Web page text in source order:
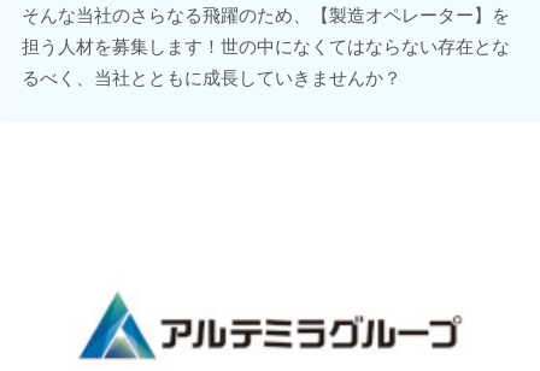
そんな当社のさらなる飛躍のため、【製造オペレーター】を
担う人材を募集します！世の中になくてはならない存在とな
るべく、当社とともに成長していきませんか？